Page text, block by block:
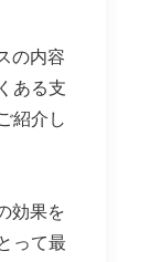
の内容
ある支
紹介し
効果を
って最